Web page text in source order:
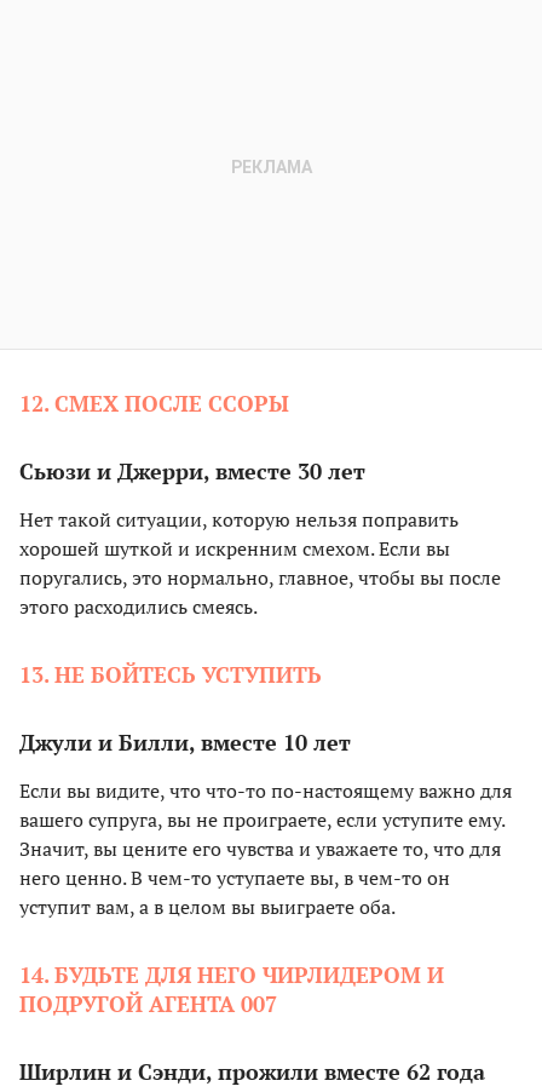
12. СМЕХ ПОСЛЕ ССОРЫ
Сьюзи и Джерри, вместе 30 лет
Нет такой ситуации, которую нельзя поправить
хорошей шуткой и искренним смехом. Если вы
поругались, это нормально, главное, чтобы вы после
этого расходились смеясь.
13. НЕ БОЙТЕСЬ УСТУПИТЬ
Джули и Билли, вместе 10 лет
Если вы видите, что что-то по-настоящему важно для
вашего супруга, вы не проиграете, если уступите ему.
Значит, вы цените его чувства и уважаете то, что для
него ценно. В чем-то уступаете вы, в чем-то он
уступит вам, а в целом вы выиграете оба.
14. БУДЬТЕ ДЛЯ НЕГО ЧИРЛИДЕРОМ И
ПОДРУГОЙ АГЕНТА 007
Ширлин и Сэнди, прожили вместе 62 года